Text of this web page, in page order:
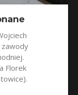
zawody
Florek